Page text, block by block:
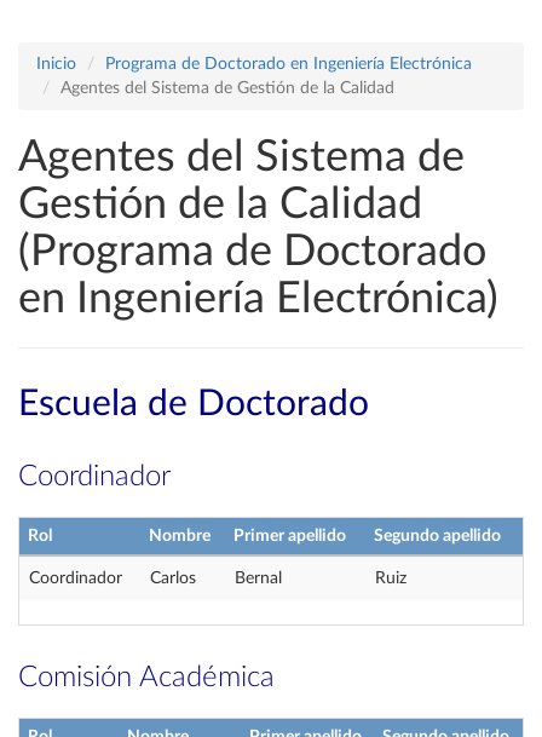
Inicio
Programa de Doctorado en Ingeniería Electrónica
Agentes del Sistema de Gestión de la Calidad
Agentes del Sistema de
Gestión de la Calidad
(Programa de Doctorado
en Ingeniería Electrónica)
Escuela de Doctorado
Coordinador
Rol Nombre Primer apellido Segundo apellido
Coordinador Carlos Bernal Ruiz
Comisión Académica